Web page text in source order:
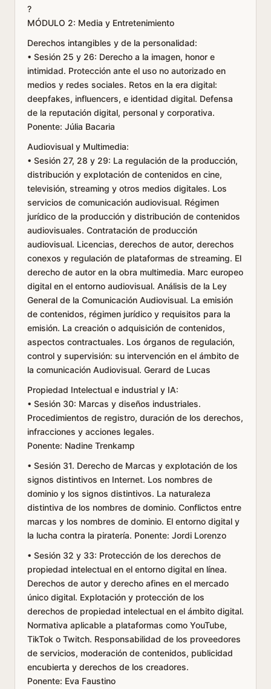
?
MÓDULO 2: Media y Entretenimiento
Derechos intangibles y de la personalidad:
• Sesión 25 y 26: Derecho a la imagen, honor e
intimidad. Protección ante el uso no autorizado en
medios y redes sociales. Retos en la era digital:
deepfakes, influencers, e identidad digital. Defensa
de la reputación digital, personal y corporativa.
Ponente: Júlia Bacaria
Audiovisual y Multimedia:
• Sesión 27, 28 y 29: La regulación de la producción,
distribución y explotación de contenidos en cine,
televisión, streaming y otros medios digitales. Los
servicios de comunicación audiovisual. Régimen
jurídico de la producción y distribución de contenidos
audiovisuales. Contratación de producción
audiovisual. Licencias, derechos de autor, derechos
conexos y regulación de plataformas de streaming. El
derecho de autor en la obra multimedia. Marc europeo
digital en el entorno audiovisual. Análisis de la Ley
General de la Comunicación Audiovisual. La emisión
de contenidos, régimen jurídico y requisitos para la
emisión. La creación o adquisición de contenidos,
aspectos contractuales. Los órganos de regulación,
control y supervisión: su intervención en el ámbito de
la comunicación Audiovisual. Gerard de Lucas
Propiedad Intelectual e industrial y IA:
• Sesión 30: Marcas y diseños industriales.
Procedimientos de registro, duración de los derechos,
infracciones y acciones legales.
Ponente: Nadine Trenkamp
• Sesión 31. Derecho de Marcas y explotación de los
signos distintivos en Internet. Los nombres de
dominio y los signos distintivos. La naturaleza
distintiva de los nombres de dominio. Conflictos entre
marcas y los nombres de dominio. El entorno digital y
la lucha contra la piratería. Ponente: Jordi Lorenzo
• Sesión 32 y 33: Protección de los derechos de
propiedad intelectual en el entorno digital en línea.
Derechos de autor y derecho afines en el mercado
único digital. Explotación y protección de los
derechos de propiedad intelectual en el ámbito digital.
Normativa aplicable a plataformas como YouTube,
TikTok o Twitch. Responsabilidad de los proveedores
de servicios, moderación de contenidos, publicidad
encubierta y derechos de los creadores.
Ponente: Eva Faustino